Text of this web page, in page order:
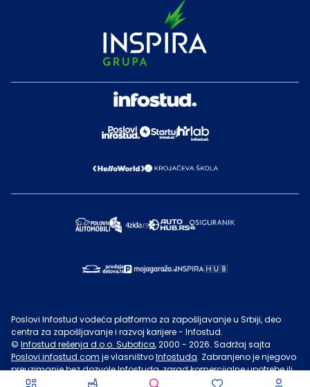
Poslovi Infostud vodeća platforma za zapošljavanje u Srbiji, deo
centra za zapošljavanje i razvoj karijere - Infostud.
© Infostud rešenja d.o.o. Subotica, 2000 - 2026. Sadržaj sajta
Poslovi.infostud.com je vlasništvoInfostuda. Zabranjeno je njegovo
preuzimanje bez dozvoleInfostuda, zarad komercijalne upotrebe ili
u druge svrhe, osim za lične potrebe posetilaca sajta.